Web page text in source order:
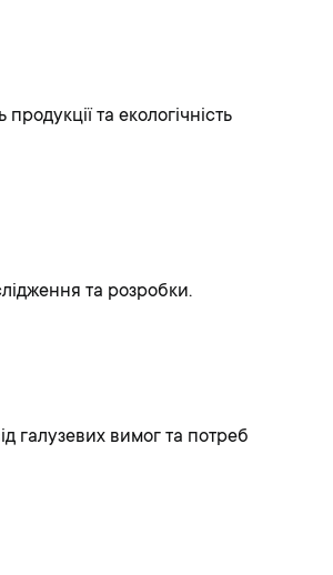
та екологічність
та розробки.
галузевих вимог та потреб